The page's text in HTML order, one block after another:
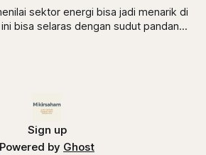
sektor energi bisa jadi menarik di
bisa selaras dengan sudut pandang
yang mana sektor energi bisa
El Nino. Begini analisisnya
Sign up
Powered by Ghost